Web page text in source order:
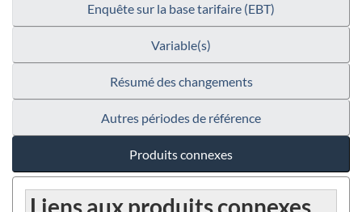
Enquête sur la base tarifaire (EBT)
Variable(s)
Résumé des changements
Autres périodes de référence
Produits connexes
Liens aux produits connexes